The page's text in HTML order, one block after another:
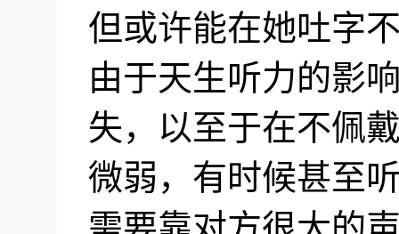
但或许能在她吐字
由于天生听力的影
失，以至于在不佩
微弱，有时候甚至